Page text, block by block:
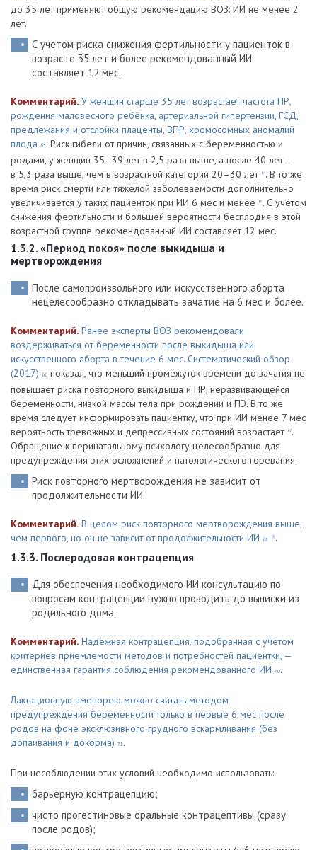
до 35 лет применяют общую рекомендацию ВОЗ: ИИ не менее 2
лет.
С учётом риска снижения фертильности у пациенток в
возрасте 35 лет и более рекомендованный ИИ
составляет 12 мес.
Комментарий. У женщин старше 35 лет возрастает частота ПР,
рождения маловесного ребёнка, артериальной гипертензии, ГСД,
предлежания и отслойки плаценты, ВПР, хромосомных аномалий
плода 63 . Риск гибели от причин, связанных с беременностью и
родами, у женщин 35–39 лет в 2,5 раза выше, а после 40 лет —
в 5,3 раза выше, чем в возрастной категории 20–30 лет
64. В то же
время риск смерти или тяжёлой заболеваемости дополнительно
увеличивается у ­таких пациенток при ИИ 6 мес и менее
65 . С учётом
снижения фертильности и большей вероятности бесплодия в этой
возрастной группе рекомендованный ИИ составляет 12 мес.
1.3.2. «Период покоя» после выкидыша и
мертворождения
После самопроизвольного или искусственного аборта
нецелесообразно откладывать зачатие на 6 мес и более.
Комментарий. Ранее эксперты ВОЗ рекомендовали
воздерживаться от беременности после выкидыша или
искусственного аборта в течение 6 мес. Систематический обзор
(2017) 66 показал, что меньший промежуток времени до зачатия не
повышает риска повторного выкидыша и ПР, неразвивающейся
беременности, низкой массы тела при рождении и ПЭ. В то же
время следует информировать пациентку, что при ИИ менее 7 мес
вероятность тревожных и депрессивных состояний возрастает
67.
Обращение к перинатальному психологу целесообразно для
предупреждения этих осложнений и патологического горевания.
Риск повторного мертворождения не зависит от
продолжительности ИИ.
Комментарий. В целом риск повторного мертворождения выше,
чем первого, но он не зависит от продолжительности ИИ 68
69.
1.3.3. Послеродовая контрацепция
Для обеспечения необходимого ИИ консультацию по
вопросам контрацепции нужно проводить до выписки из
родильного дома.
Комментарий. Надёжная контрацепция, подобранная с учётом
критериев приемлемости методов и потребностей пациентки, —
единственная гарантия соблюдения рекомендованного ИИ 70.
Лактационную аменорею можно считать методом
предупреждения беременности только в первые 6 мес после
родов на фоне эксклюзивного грудного вскармливания (без
допаивания и докорма) 71 .
При несоблюдении этих условий необходимо использовать:
барьерную контрацепцию;
чисто прогестиновые оральные контрацептивы (сразу
после родов);